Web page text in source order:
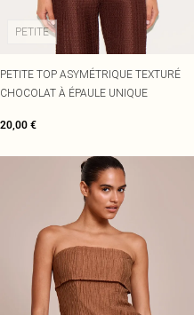
PETITE
PETITE TOP ASYMÉTRIQUE TEXTURÉ
CHOCOLAT À ÉPAULE UNIQUE
20,00 €